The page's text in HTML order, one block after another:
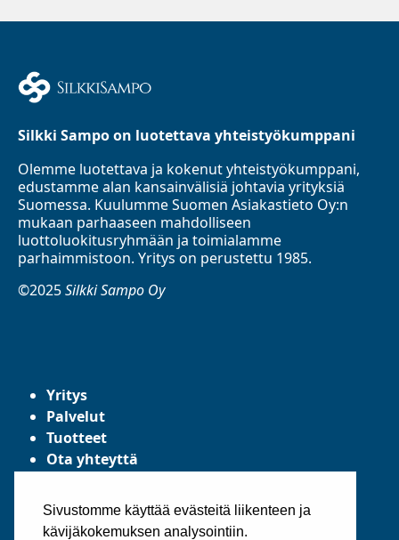
Sivustomme käyttää evästeitä liikenteen ja
kävijäkokemuksen analysointiin.
Silkki Sampo on luotettava yhteistyökumppani
Olemme luotettava ja kokenut yhteistyökumppani,
edustamme alan kansainvälisiä johtavia yrityksiä
Suomessa. Kuulumme Suomen Asiakastieto Oy:n
mukaan parhaaseen mahdolliseen
luottoluokitusryhmään ja toimialamme
parhaimmistoon. Yritys on perustettu 1985.
©2025Silkki Sampo Oy
Yritys
Palvelut
Tuotteet
Ota yhteyttä
Yleiset toimitusehdot